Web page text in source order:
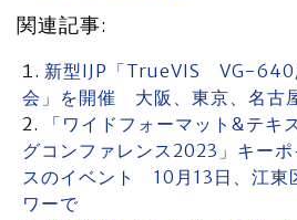
関連記事:
新型IJP「TrueVIS VG-
会」を開催 大阪、東京、名古
「ワイドフォーマット&テキ
グコンファレンス2023」キー
スのイベント 10月13日、江東
ワーで